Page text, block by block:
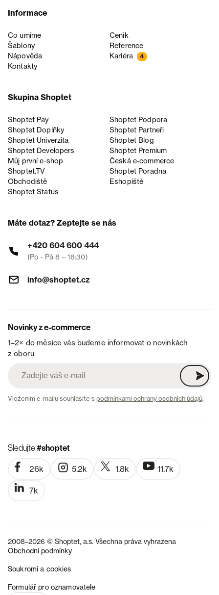
Informace
Co umíme
Ceník
Šablony
Reference
Nápověda
Kariéra 4
Kontakty
Skupina Shoptet
Shoptet Pay
Shoptet Podpora
Shoptet Doplňky
Shoptet Partneři
Shoptet Univerzita
Shoptet Blog
Shoptet Developers
Shoptet Premium
Můj první e-shop
Česká e‑commerce
Shoptet.TV
Shoptet Poradna
Obchodiště
Eshopiště
Shoptet Status
Máte dotaz? Zeptejte se nás
+420 604 600 444
(Po - Pá 8 – 18:30)
info@shoptet.cz
Novinky z e-commerce
1–2× do měsíce vás budeme informovat o novinkách
z oboru
Vložením e-mailu souhlasíte spodmínkami ochrany osobních údajů.
Sledujte#shoptet
26k 5.2k 1.8k 11.7k
7k
2008–2026 © Shoptet, a.s. Všechna práva vyhrazena
Obchodní podmínky
Soukromí a cookies
Formulář pro oznamovatele